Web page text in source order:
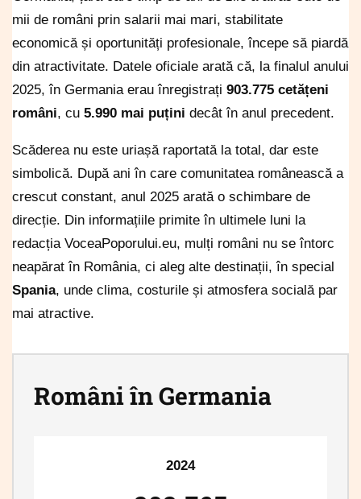
mii de români prin salarii mai mari, stabilitate
economică și oportunități profesionale, începe să piardă
din atractivitate. Datele oficiale arată că, la finalul anului
2025, în Germania erau înregistrați 903.775 cetățeni
români, cu 5.990 mai puțini decât în anul precedent.
Scăderea nu este uriașă raportată la total, dar este
simbolică. După ani în care comunitatea românească a
crescut constant, anul 2025 arată o schimbare de
direcție. Din informațiile primite în ultimele luni la
redacția VoceaPoporului.eu, mulți români nu se întorc
neapărat în România, ci aleg alte destinații, în special
Spania, unde clima, costurile și atmosfera socială par
mai atractive.
Români în Germania
2024